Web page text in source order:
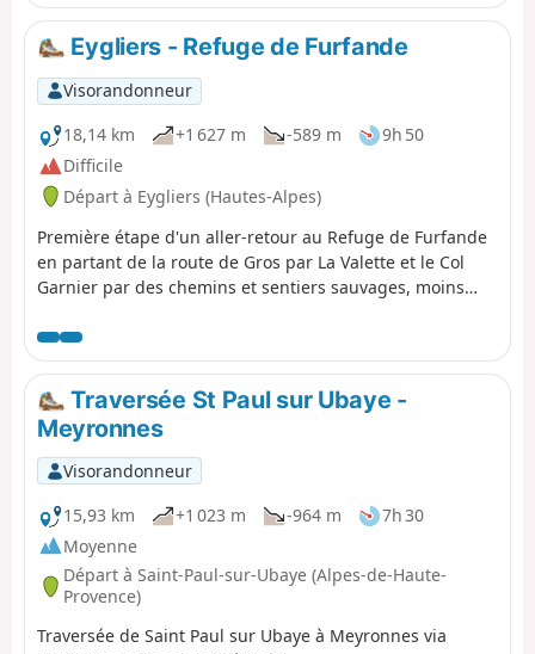
Eygliers - Refuge de Furfande
Visorandonneur
18,14 km
+1 627 m -589 m
9h 50
Difficile
Départ à Eygliers (Hautes-Alpes)
Première étape d'un aller-retour au Refuge de Furfande
en partant de la route de Gros par La Valette et le Col
Garnier par des chemins et sentiers sauvages, moins
complètement réhabilité et modernisé. Le retour se fera
par un itinéraire différent et tout aussi intéressant
Traversée St Paul sur Ubaye -
Meyronnes
Visorandonneur
15,93 km
+1 023 m -964 m
7h 30
Moyenne
Départ à Saint-Paul-sur-Ubaye (Alpes-de-Haute-
Provence)
Traversée de Saint Paul sur Ubaye à Meyronnes via